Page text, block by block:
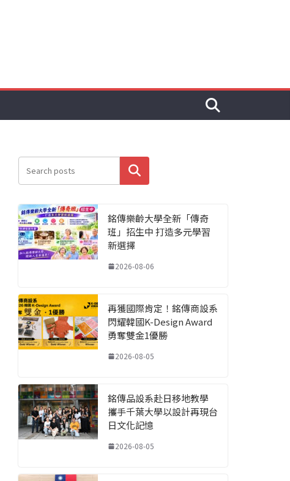
搜尋
銘傳樂齡大學全新「傳奇
班」招生中 打造多元學習
新選擇
2026-08-06
再獲國際肯定！銘傳商設系
閃耀韓國K-Design Award
勇奪雙金1優勝
2026-08-05
銘傳品設系赴日移地教學
攜手千葉大學以設計再現台
日文化記憶
2026-08-05